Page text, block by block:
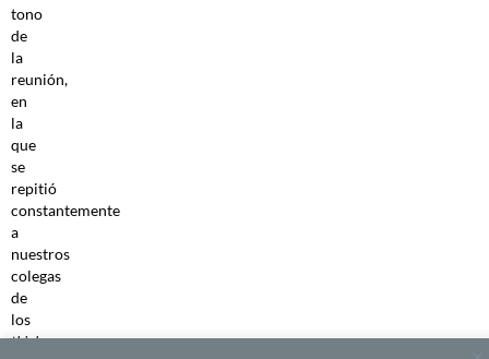
tono
de
la
reunión,
en
la
que
se
repitió
constantemente
a
nuestros
colegas
de
los
think